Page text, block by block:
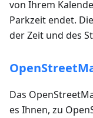
von Ihrem
Parkzeit endet.
der Zeit und des
Das
es Ihnen, zu